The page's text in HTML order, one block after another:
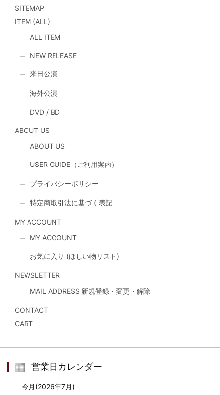
SITEMAP
ITEM (ALL)
ALL ITEM
NEW RELEASE
来日公演
海外公演
DVD / BD
ABOUT US
ABOUT US
USER GUIDE（ご利用案内）
プライバシーポリシー
特定商取引法に基づく表記
MY ACCOUNT
MY ACCOUNT
お気に入り (ほしい物リスト)
NEWSLETTER
MAIL ADDRESS 新規登録・変更・解除
CONTACT
CART
営業日カレンダー
今月(2026年7月)